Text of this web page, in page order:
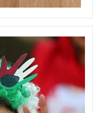
کویت، گام‌های خود در
ستاره 34 ساله
باشگاهی و ملی است و
بعد از پایان دوران بازی
باشگاهی) باعث شده تا
در عرصه بازی، دوره‌های
ایده‌آل فعالیت خود را در